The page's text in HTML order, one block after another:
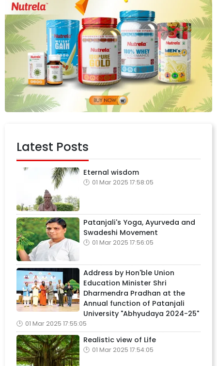
Latest Posts
Eternal wisdom
01 Mar 2025 17:58:05
Patanjali's Yoga, Ayurveda and
Swadeshi Movement
01 Mar 2025 17:56:05
Address by Hon'ble Union
Education Minister Shri
Dharmendra Pradhan at the
Annual function of Patanjali
University "Abhyudaya 2024-25"
01 Mar 2025 17:55:05
Realistic view of Life
01 Mar 2025 17:54:05